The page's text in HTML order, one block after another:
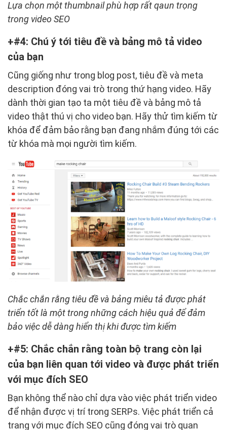
Lựa chọn một thumbnail phù hợp rất qaun trọng
trong video SEO
#4: Chú ý tới tiêu đề và bảng mô tả video
của bạn
Cũng giống như trong blog post, tiêu đề và meta
description đóng vai trò trong thứ hạng video. Hãy
dành thời gian tạo ta một tiêu đề và bảng mô tả
video thật thú vị cho video bạn. Hãy thử tìm kiếm từ
khóa để đảm bảo rằng bạn đang nhắm đúng tới các
từ khóa mà mọi người tìm kiếm.
Chắc chắn rằng tiêu đề và bảng miêu tả được phát
triển tốt là một trong những cách hiệu quả để đảm
bảo việc dễ dàng hiển thị khi được tìm kiếm
#5: Chắc chắn rằng toàn bộ trang còn lại
của bạn liên quan tới video và được phát triển
với mục đích SEO
Bạn không thể nào chỉ dựa vào việc phát triển video
để nhận được vị trí trong SERPs. Việc phát triển cả
trang với mục đích SEO cũng đóng vai trò quan